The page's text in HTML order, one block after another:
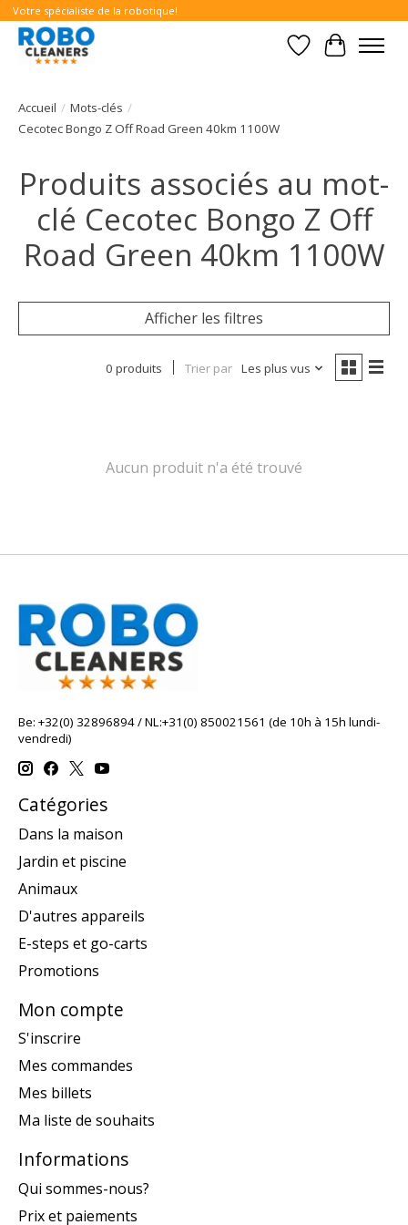
Votre spécialiste de la robotique!
Liste dePanier
Accueil / Mots-clés /
Cecotec Bongo Z Off Road Green 40km 1100W
Produits associés au mot-
clé Cecotec Bongo Z Off
Road Green 40km 1100W
Afficher les filtres
0 produits Trier par Les plus vus
Aucun produit n'a été trouvé
Be: +32(0) 32896894 / NL:+31(0) 850021561 (de 10h à 15h lundi-
vendredi)
Catégories
Dans la maison
Jardin et piscine
Animaux
D'autres appareils
E-steps et go-carts
Promotions
Mon compte
S'inscrire
Mes commandes
Mes billets
Ma liste de souhaits
Informations
Qui sommes-nous?
Prix et paiements